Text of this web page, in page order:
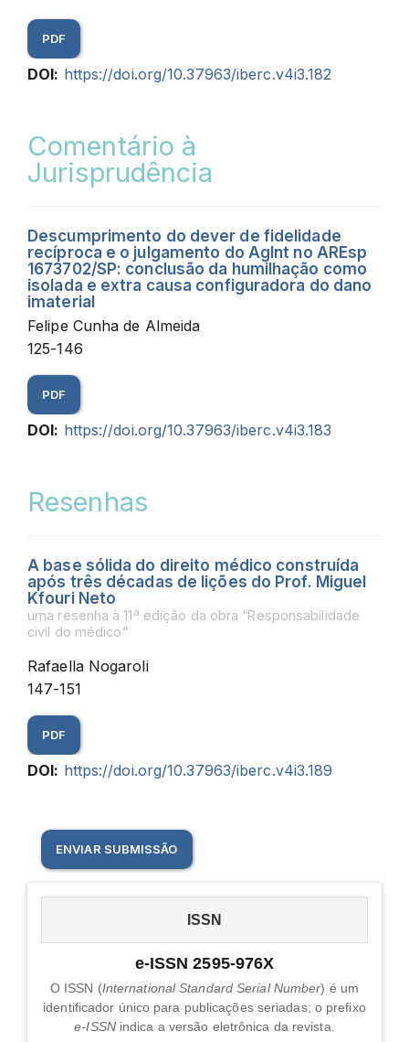
PDF
DOI: https://doi.org/10.37963/iberc.v4i3.182
Comentário à
Jurisprudência
Descumprimento do dever de fidelidade
recíproca e o julgamento do AgInt no AREsp
1673702/SP: conclusão da humilhação como
isolada e extra causa configuradora do dano
imaterial
Felipe Cunha de Almeida
125-146
PDF
DOI: https://doi.org/10.37963/iberc.v4i3.183
Resenhas
A base sólida do direito médico construída
após três décadas de lições do Prof. Miguel
Kfouri Neto
uma resenha à 11ª edição da obra “Responsabilidade
civil do médico”
Rafaella Nogaroli
147-151
PDF
DOI: https://doi.org/10.37963/iberc.v4i3.189
Enviar
Submissão
ENVIAR SUBMISSÃO
issn ISSN
e-ISSN 2595-976X
O ISSN (International Standard Serial Number) é um
identificador único para publicações seriadas; o prefixo
e-ISSNindica a versão eletrônica da revista.